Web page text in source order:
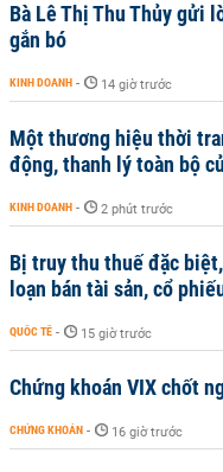
Bà Lê Thị Thu Thủy gửi
gắn bó
KINH DOANH - 14 giờ trước
Một thương hiệu thời
động, thanh lý toàn bộ
KINH DOANH - 2 phút trước
Bị truy thu thuế đặc
loạn bán tài sản, cổ
QUỐC TẾ - 15 giờ trước
Chứng khoán VIX chốt
CHỨNG KHOÁN - 16 giờ trước